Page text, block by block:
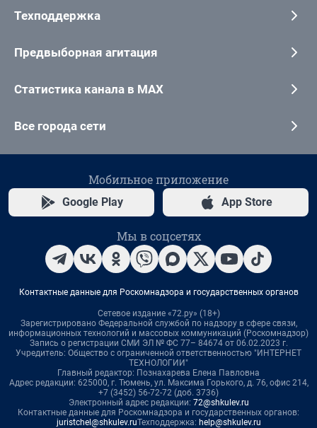
Техподдержка
Предвыборная агитация
Статистика канала в MAX
Все города сети
Мобильное приложение
Google Play App Store
Мы в соцсетях
Контактные данные для Роскомнадзора и государственных органов
Сетевое издание «72.ру» (18+)
Зарегистрировано Федеральной службой по надзору в сфере связи,
информационных технологий и массовых коммуникаций (Роскомнадзор)
Запись о регистрации СМИ ЭЛ № ФС 77– 84674 от 06.02.2023 г.
Учредитель: Общество с ограниченной ответственностью "ИНТЕРНЕТ
ТЕХНОЛОГИИ"
Главный редактор: Познахарева Елена Павловна
Адрес редакции: 625000, г. Тюмень, ул. Максима Горького, д. 76, офис 214,
+7 (3452) 56-72-72 (доб. 3736)
Электронный адрес редакции: 72@shkulev.ru
Контактные данные для Роскомнадзора и государственных органов:
juristchel@shkulev.ruТехподдержка: help@shkulev.ru